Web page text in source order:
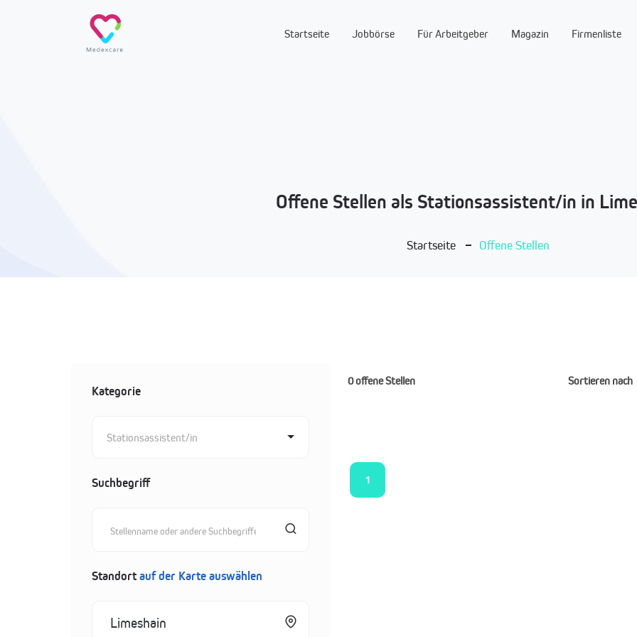
Startseite Jobbörse Für Arbeitgeber Magazin Firmenliste
Offene Stellen als Stationsassistent/in in
Startseite Offene Stellen
Kategorie
Stationsassistent/in
Suchbegriff
Standortauf der Karte auswählen
0 offene Stellen Sortieren nach
1